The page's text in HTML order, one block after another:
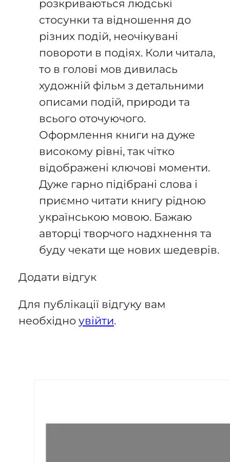
розкриваються людські
стосунки та відношення до
різних подій, неочікувані
повороти в подіях. Коли читала,
то в голові мов дивилась
художній фільм з детальними
описами подій, природи та
всього оточуючого.
Оформлення книги на дуже
високому рівні, так чітко
відображені ключові моменти.
Дуже гарно підібрані слова і
приємно читати книгу рідною
українською мовою. Бажаю
авторці творчого надхнення та
буду чекати ще нових шедеврів.
Додати відгук
Для публікації відгуку вам
необхідно увійти.